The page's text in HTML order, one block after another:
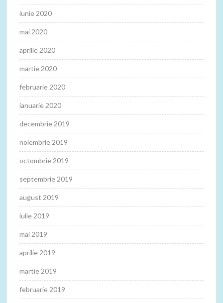
iunie 2020
mai 2020
aprilie 2020
martie 2020
februarie 2020
ianuarie 2020
decembrie 2019
noiembrie 2019
octombrie 2019
septembrie 2019
august 2019
iulie 2019
mai 2019
aprilie 2019
martie 2019
februarie 2019